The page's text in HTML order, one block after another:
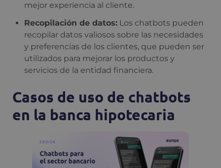
mejor experiencia al cliente.
Recopilación de datos: Los chatbots pueden
recopilar datos valiosos sobre las necesidades
y preferencias de los clientes, que pueden ser
utilizados para mejorar los productos y
servicios de la entidad financiera.
Casos de uso de chatbots
en la banca hipotecaria